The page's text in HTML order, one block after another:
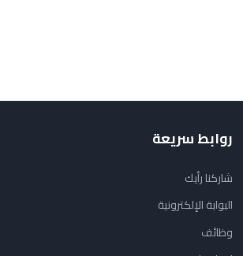
روابط سريعة
شاركنا رأيك
البوابة الإلكترونية
وظائف